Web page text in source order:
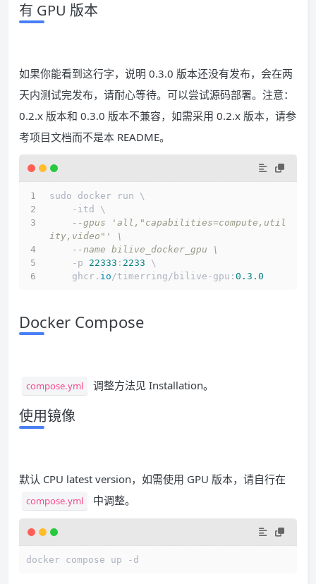
有 GPU 版本
如果你能看到这行字，说明 0.3.0 版本还没有发布，会在两
天内测试完发布，请耐心等待。可以尝试源码部署。注意：
0.2.x 版本和 0.3.0 版本不兼容，如需采用 0.2.x 版本，请参
考项目文档而不是本 README。
sudo docker run \
    -itd \
--gpus 'all,"capabilities=compute,util
ity,video"' \
--name bilive_docker_gpu \
    -p
22333 : 2233 \
    ghcr.
io /timerring/bilive-gpu: 0.3 .0
Docker Compose
compose.yml 调整方法见 Installation。
使用镜像
默认 CPU latest version，如需使用 GPU 版本，请自行在
compose.yml 中调整。
docker compose up -d